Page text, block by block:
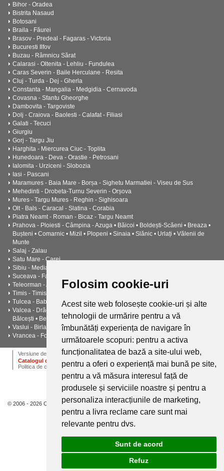
Folosim cookie-uri
Acest site web folosește cookie-uri și alte
tehnologii de urmărire pentru a vă
îmbunătăți experiența de navigare în
următoarele scopuri: pentru a activa
funcționalitatea de bază a site-ului web,
pentru a oferi o experiență mai bună pe site,
pentru a vă măsura interesul față de
produsele și serviciile noastre și pentru a
personaliza interacțiunile de marketing,
pentru a livra reclame care sunt mai
relevante pentru dvs.
Sunt de acord
Refuz
Bihor - Oradea
Bistrita Nasaud
Botosani
Braila - Făurei
Brasov - Predeal - Fagaras - Victoria
Bucuresti Ilfov
Buzau - Râmnicu Sărat
Calarasi - Oltenita - Lehliu - Fundulea
Caras Severin - Baile Herculane - Resita
Cluj - Turda - Dej - Gherla
Constanta - Mangalia - Medgidia - Cernavoda
Covasna - Sfantu Gheorghe
Dambovita - Targoviste
Dolj - Craiova - Baolesti - Calafat - Filiasi
Galati - Tecuci
Giurgiu
Gorj - Targu Jiu
Harghita - Miercurea Ciuc - Toplita
Hunedoara - Deva - Orastie - Petrosani
Ialomita - Urziceni - Slobozia
Iasi - Pascani
Maramures - Baia Mare - Borșa - Sighetu Marmatiei - Viseu de Sus
Mehedinti - Drobeta-Turnu Severin - Orșova
Mures - Targu Mures - Reghin - Sighisoara
Olt - Bals - Caracal - Slatina - Corabia
Piatra Neamt - Roman - Bicaz - Targu Neamt
Prahova - Ploiesti - Câmpina - Azuga • Băicoi • Boldești-Scăeni • Breaza •
Bușteni • Comarnic • Mizil • Plopeni • Sinaia • Slănic • Urlați • Vălenii de
Munte
Salaj - Zalau
Satu Mare - Carei
Sibiu - Medias
Suceava - Falticeni - Cimpulung
Teleorman - Alexandria - Turnu Măgurele - Zimnicea -
Timis - Timisoara - Lugoj
Tulcea - Babadag • Isaccea • Măcin • Sulina
Valcea - Drăgășani - Râmnicu Vâlcea - Băile Govora • Băile Olănești •
Bălcești • Berbești • Brezoi • Călimănești • Horezu • Ocnele Mari
Vaslui - Birlad - Husi - Negresti - Barlad
Vrancea - Focșani - Adjud - Mărășești - Odobești - Panciu
Versiune desktop ANPC Termeni si conditii Dictionar
Cariere
Catalogul de instalatii termice, ventilatie si climatizare CALOR
Politica de confidentialitate
© 2006 - 2026 Calor.